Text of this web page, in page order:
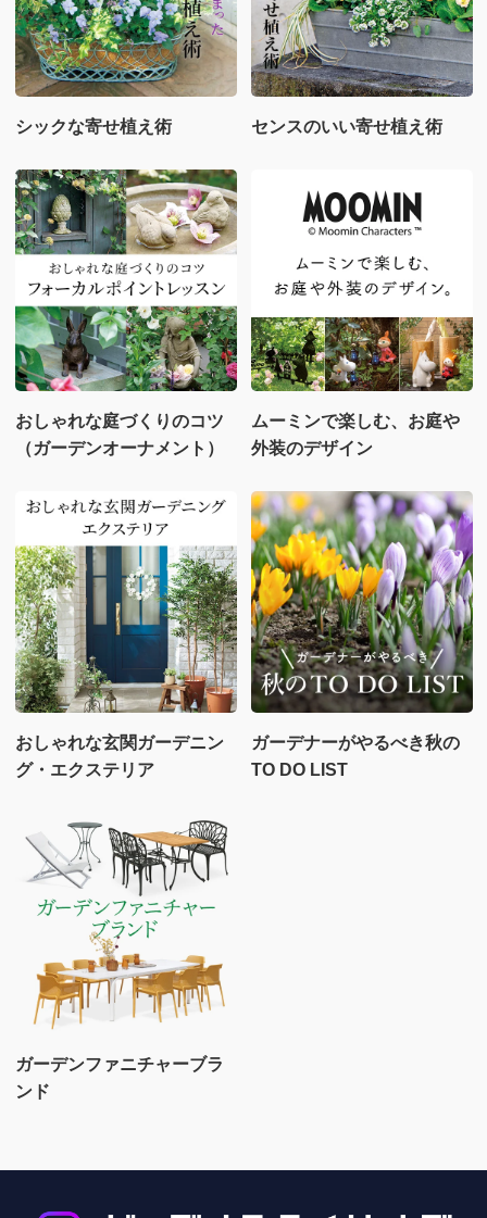
シックな寄せ植え術 センスのいい寄せ植え術
おしゃれな庭づくりのコツ
（ガーデンオーナメント）
ムーミンで楽しむ、お庭や
外装のデザイン
おしゃれな玄関ガーデニン
グ・エクステリア
ガーデナーがやるべき秋の
TO DO LIST
ガーデンファニチャーブラ
ンド